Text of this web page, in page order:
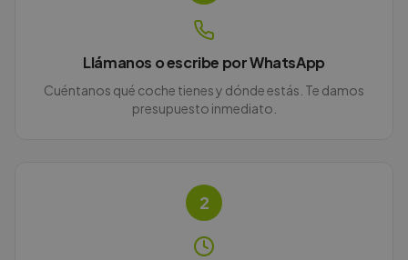
Llámanos o escribe por WhatsApp
Cuéntanos qué coche tienes y dónde estás. Te damos
presupuesto inmediato.
2